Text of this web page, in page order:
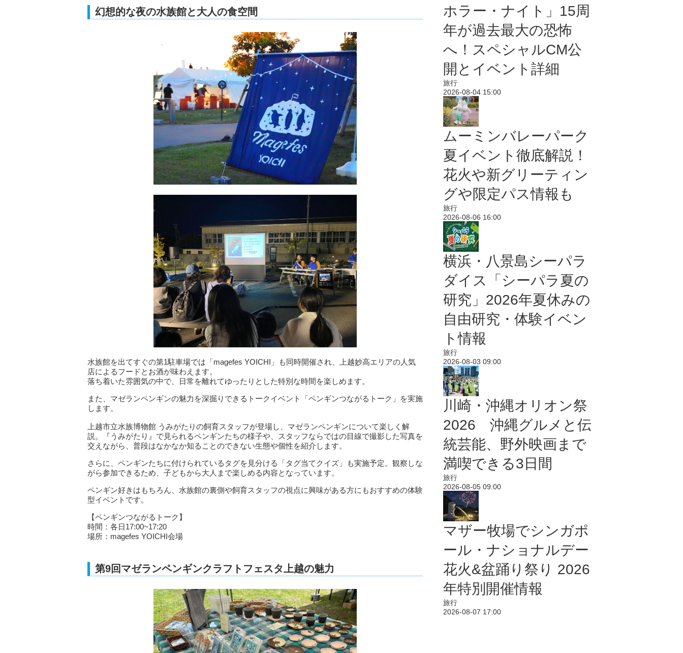
幻想的な夜の水族館と大人の食空間
水族館を出てすぐの第1駐車場では「magefes YOICHI」も同時開催され、上越妙高エリアの人気
店によるフードとお酒が味わえます。
落ち着いた雰囲気の中で、日常を離れてゆったりとした特別な時間を楽しめます。
また、マゼランペンギンの魅力を深掘りできるトークイベント「ペンギンつながるトーク」を実施
します。
上越市立水族博物館 うみがたりの飼育スタッフが登場し、マゼランペンギンについて楽しく解
説。『うみがたり』で見られるペンギンたちの様子や、スタッフならではの目線で撮影した写真を
交えながら、普段はなかなか知ることのできない生態や個性を紹介します。
さらに、ペンギンたちに付けられているタグを見分ける「タグ当てクイズ」も実施予定。観察しな
がら参加できるため、子どもから大人まで楽しめる内容となっています。
ペンギン好きはもちろん、水族館の裏側や飼育スタッフの視点に興味がある方にもおすすめの体験
型イベントです。
【ペンギンつながるトーク】
時間：各日17:00~17:20
場所：magefes YOICHI会場
第9回マゼランペンギンクラフトフェスタ上越の魅力
ホラー・ナイト」15周
年が過去最大の恐怖
へ！スペシャルCM公
開とイベント詳細
旅行
2026-08-04 15:00
ムーミンバレーパーク
夏イベント徹底解説！
花火や新グリーティン
グや限定パス情報も
旅行
2026-08-06 16:00
横浜・八景島シーパラ
ダイス「シーパラ夏の
研究」2026年夏休みの
自由研究・体験イベン
ト情報
旅行
2026-08-03 09:00
川崎・沖縄オリオン祭
2026 沖縄グルメと伝
統芸能、野外映画まで
満喫できる3日間
旅行
2026-08-05 09:00
マザー牧場でシンガポ
ール・ナショナルデー
花火&盆踊り祭り 2026
年特別開催情報
旅行
2026-08-07 17:00